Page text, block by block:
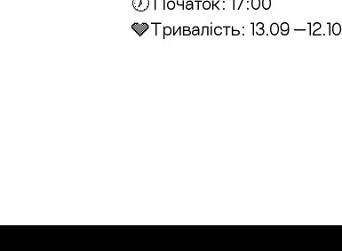
🩶Тривалість: 13.09 —12.10